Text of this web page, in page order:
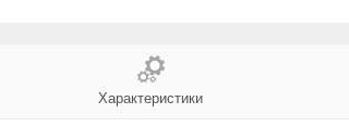
Характеристики